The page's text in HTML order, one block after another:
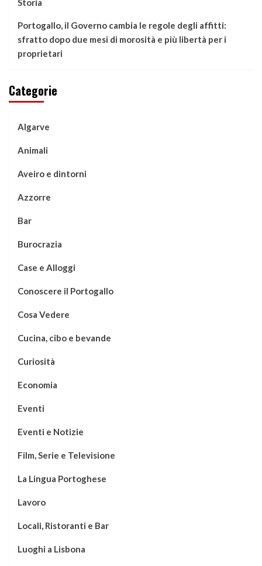
Storia
Portogallo, il Governo cambia le regole degli affitti:
sfratto dopo due mesi di morosità e più libertà per i
proprietari
Categorie
Algarve
Animali
Aveiro e dintorni
Azzorre
Bar
Burocrazia
Case e Alloggi
Conoscere il Portogallo
Cosa Vedere
Cucina, cibo e bevande
Curiosità
Economia
Eventi
Eventi e Notizie
Film, Serie e Televisione
La Lingua Portoghese
Lavoro
Locali, Ristoranti e Bar
Luoghi a Lisbona